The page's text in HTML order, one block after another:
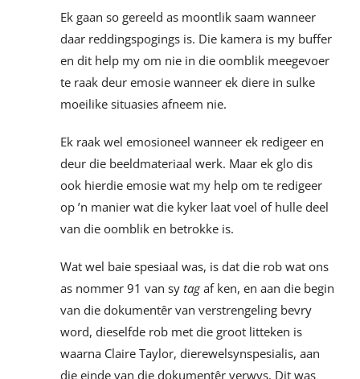
Ek gaan so gereeld as moontlik saam wanneer
daar reddingspogings is. Die kamera is my buffer
en dit help my om nie in die oomblik meegevoer
te raak deur emosie wanneer ek diere in sulke
moeilike situasies afneem nie.
Ek raak wel emosioneel wanneer ek redigeer en
deur die beeldmateriaal werk. Maar ek glo dis
ook hierdie emosie wat my help om te redigeer
op ’n manier wat die kyker laat voel of hulle deel
van die oomblik en betrokke is.
Wat wel baie spesiaal was, is dat die rob wat ons
as nommer 91 van sy tagaf ken, en aan die begin
van die dokumentêr van verstrengeling bevry
word, dieselfde rob met die groot litteken is
waarna Claire Taylor, dierewelsynspesialis, aan
die einde van die dokumentêr verwys. Dit was